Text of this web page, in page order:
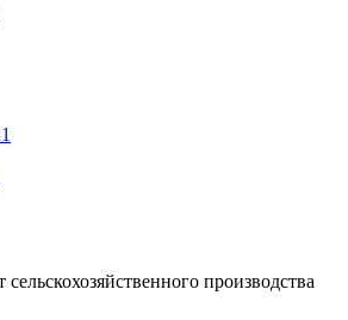
производства